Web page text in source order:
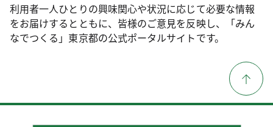
利用者一人ひとりの興味関心や状況に応じて必要な情報
をお届けするとともに、皆様のご意見を反映し、「みん
なでつくる」東京都の公式ポータルサイトです。